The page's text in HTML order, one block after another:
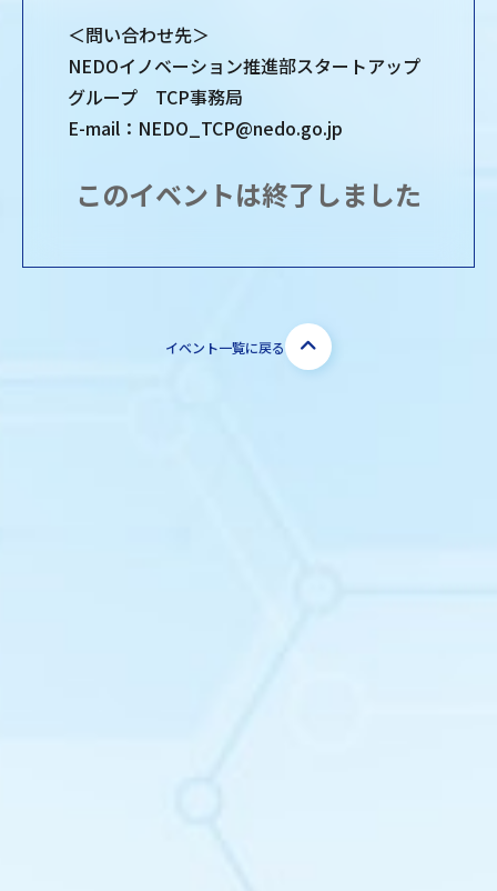
＜問い合わせ先＞
NEDOイノベーション推進部スタートアップ
グループ TCP事務局
E-mail：NEDO_TCP@nedo.go.jp
このイベントは終了しました
イベント一覧に戻る